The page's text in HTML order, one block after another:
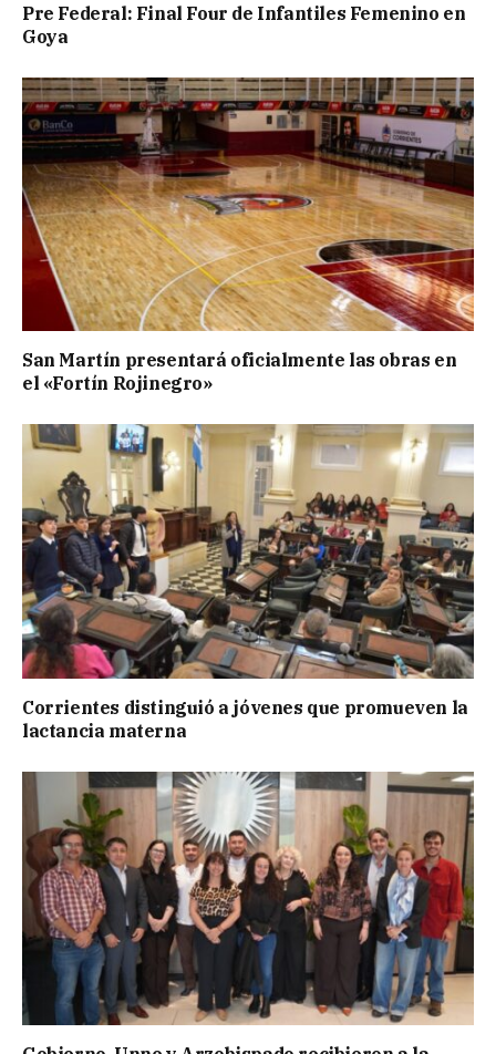
Pre Federal: Final Four de Infantiles Femenino en
Goya
San Martín presentará oficialmente las obras en
el «Fortín Rojinegro»
Corrientes distinguió a jóvenes que promueven la
lactancia materna